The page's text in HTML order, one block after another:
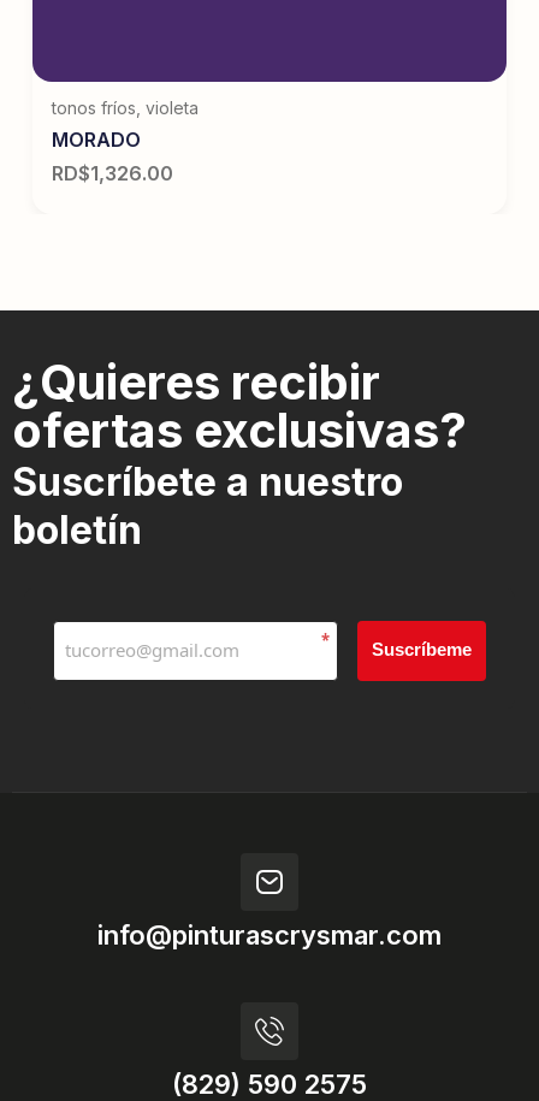
tonos fríos violeta
MORADO
RD$1,326.00
¿Quieres recibir
ofertas exclusivas?
Suscríbete a nuestro
boletín
* Suscríbeme
info@pinturascrysmar.com
(829) 590 2575